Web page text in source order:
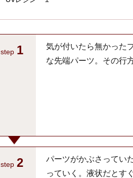
step 1
気が付いたら無かった
な先端パーツ。その行
step 2
パーツがかぶさってい
っていく。液状だとす